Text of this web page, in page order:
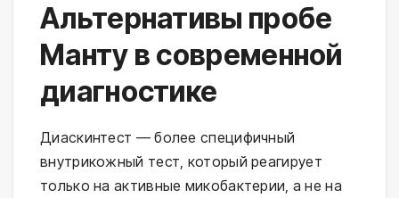
Альтернативы пробе
Манту в современной
диагностике
Диаскинтест — более специфичный
внутрикожный тест, который реагирует
только на активные микобактерии, а не на